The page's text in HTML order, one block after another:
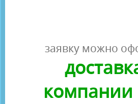
заявку можно
компании